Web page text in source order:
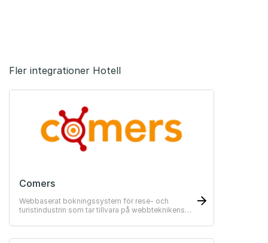
Fler integrationer Hotell
Comers
Webbaserat bokningssystem för rese- och
turistindustrin som tar tillvara på webbteknikens